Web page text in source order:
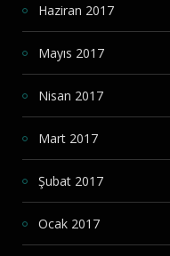
Haziran 2017
Mayıs 2017
Nisan 2017
Mart 2017
Şubat 2017
Ocak 2017